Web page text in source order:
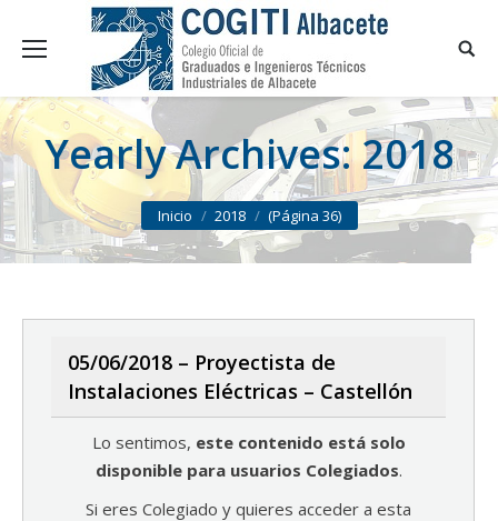
Yearly Archives:2018
You are here:
Inicio 2018 (Página 36)
05/06/2018 – Proyectista de
Instalaciones Eléctricas – Castellón
Lo sentimos, este contenido está solo
disponible para usuarios Colegiados.
Si eres Colegiado y quieres acceder a esta